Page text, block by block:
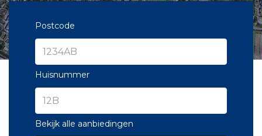
Postcode
Huisnummer
Bekijk alle aanbiedingen